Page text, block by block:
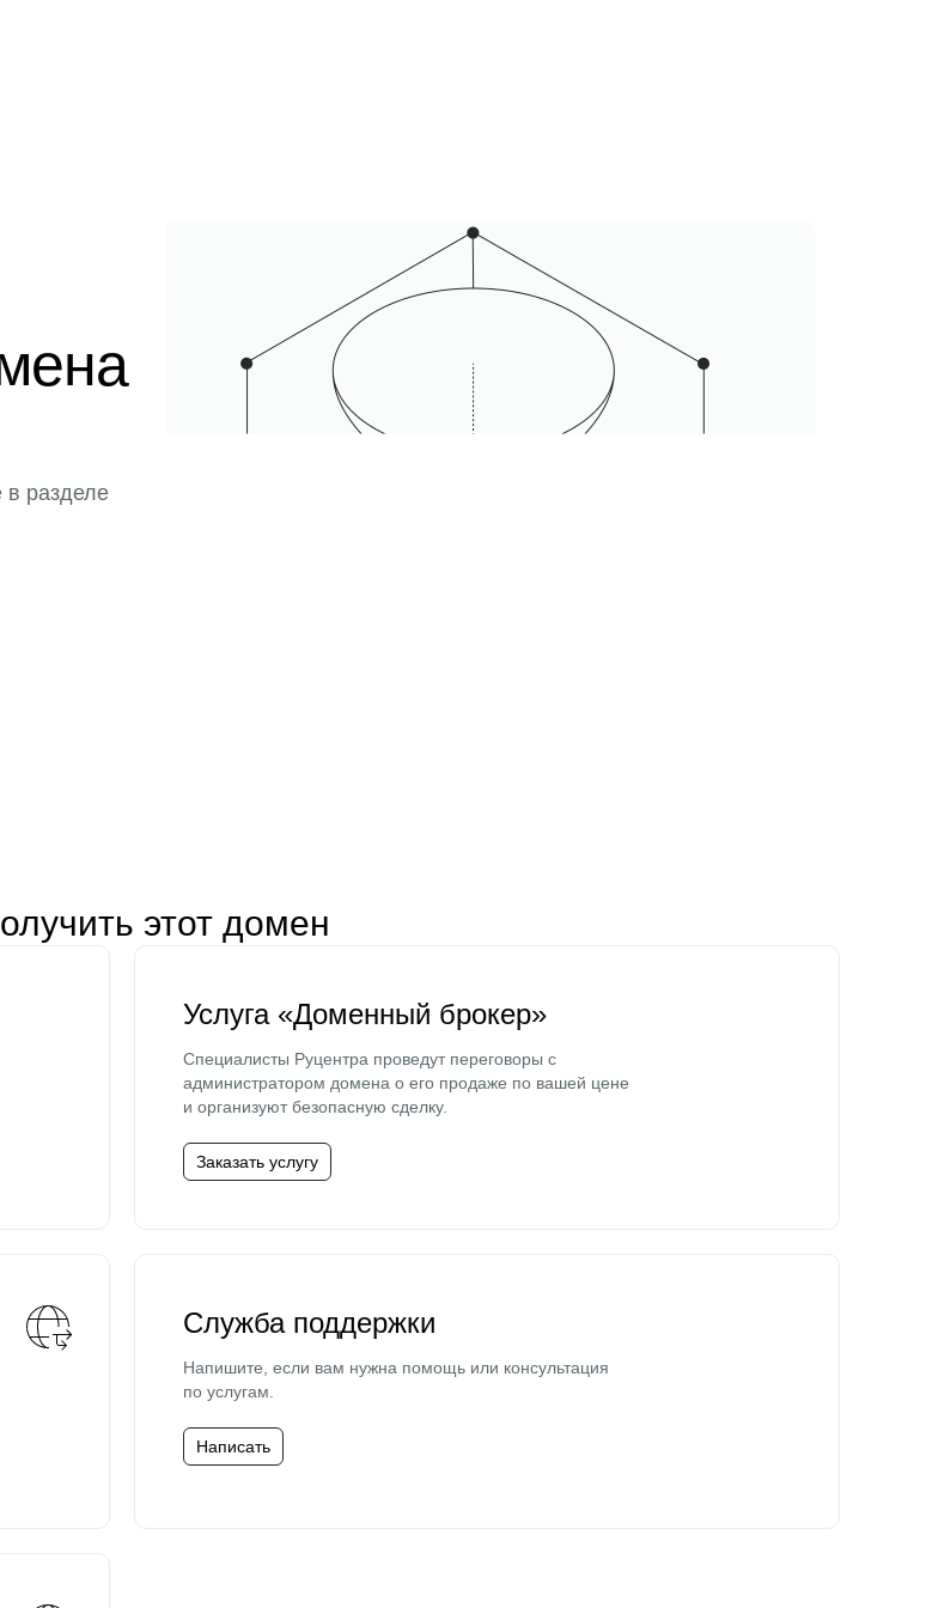
в разделе
этот домен
Услуга «Доменный брокер»
Специалисты Руцентра проведут переговоры с
администратором домена о его продаже по вашей цене
и организуют безопасную сделку.
Заказать услугу
Служба поддержки
Напишите, если вам нужна помощь или консультация
по услугам.
Написать